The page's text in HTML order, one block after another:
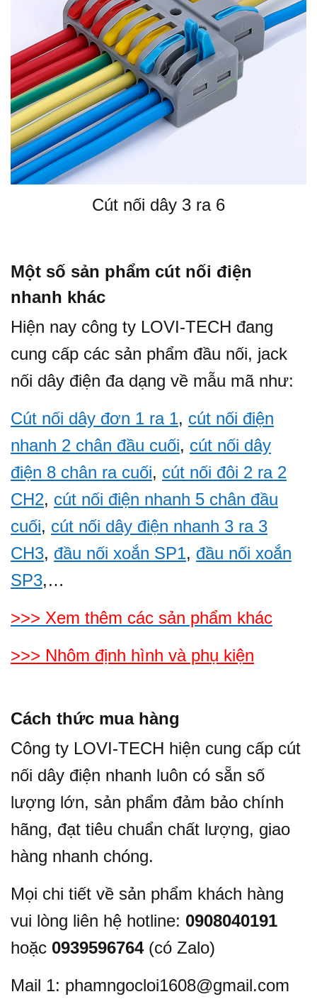
Cút nối dây 3 ra 6
Một số sản phẩm cút nối điện
nhanh khác
Hiện nay công ty LOVI-TECH đang
cung cấp các sản phẩm đầu nối, jack
nối dây điện đa dạng về mẫu mã như:
Cút nối dây đơn 1 ra 1, cút nối điện
nhanh 2 chân đầu cuối, cút nối dây
điện 8 chân ra cuối, cút nối đôi 2 ra 2
CH2, cút nối điện nhanh 5 chân đầu
cuối, cút nối dây điện nhanh 3 ra 3
CH3, đầu nối xoắn SP1, đầu nối xoắn
SP3,…
>>> Xem thêm các sản phẩm khác
>>> Nhôm định hình và phụ kiện
Cách thức mua hàng
Công ty LOVI-TECH hiện cung cấp cút
nối dây điện nhanh luôn có sẵn số
lượng lớn, sản phẩm đảm bảo chính
hãng, đạt tiêu chuẩn chất lượng, giao
hàng nhanh chóng.
Mọi chi tiết về sản phẩm khách hàng
vui lòng liên hệ hotline: 0908040191
hoặc 0939596764(có Zalo)
Mail 1: phamngocloi1608@gmail.com